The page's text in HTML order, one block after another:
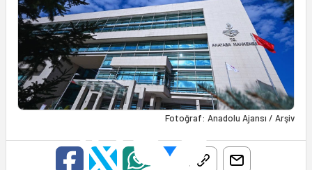
Fotoğraf: Anadolu Ajansı / Arşiv